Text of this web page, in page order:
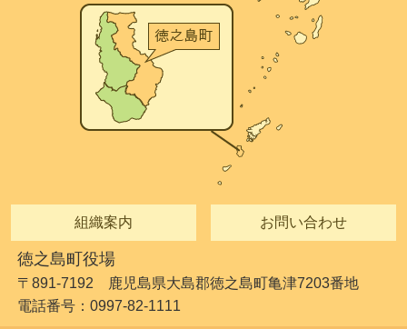
組織案内 お問い合わせ
徳之島町役場
〒891-7192 鹿児島県大島郡徳之島町亀津7203番地
電話番号：0997-82-1111